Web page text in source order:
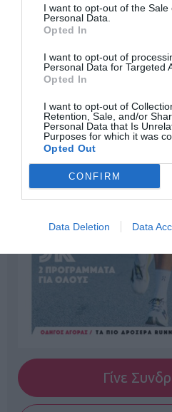
I want to opt-out of the Sale
Personal Data.
Opted In
I want to opt-out of
Personal Data for Targeted
Opted In
I want to opt-out of
Retention, Sale, and/or
Personal Data that Is
Purposes for which it was
Opted Out
CONFIRM
Data Deletion Data
Γίνε